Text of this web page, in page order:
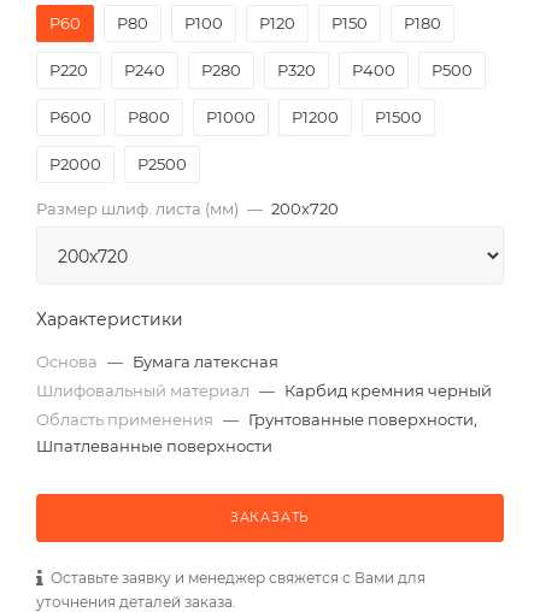
P60
P80 P100 P120 P150 P180
P220 P240 P280 P320 P400 P500
P600 P800 P1000 P1200 P1500
P2000 Р2500
Размер шлиф. листа (мм) — 200х720
Характеристики
Основа — Бумага латексная
Шлифовальный материал — Карбид кремния черный
Область применения — Грунтованные поверхности,
Шпатлеванные поверхности
ЗАКАЗАТЬ
Оставьте заявку и менеджер свяжется с Вами для
уточнения деталей заказа.